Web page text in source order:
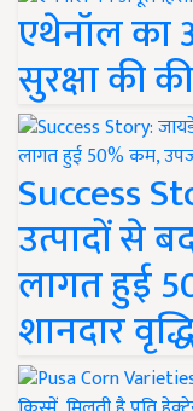
एथेनॉल का
सुरक्षा की
Success
उत्पादों से
लागत हुई
शानदार